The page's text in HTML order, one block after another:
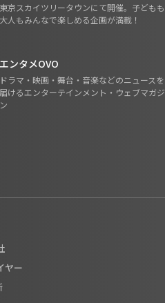
東京スカイツリータウンにて開催。子どもも
大人もみんなで楽しめる企画が満載！
エンタメOVO
ドラマ・映画・舞台・音楽などのニュースを
届けるエンターテインメント・ウェブマガジ
ン
ヤー